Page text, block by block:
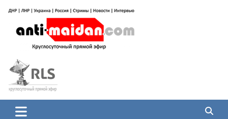
содержимому
Антимайдан: Гражданская война
на Украине
гражданской войне на Украине, включая события в Новороссии, ДНР,
ЛНР и других регионах.